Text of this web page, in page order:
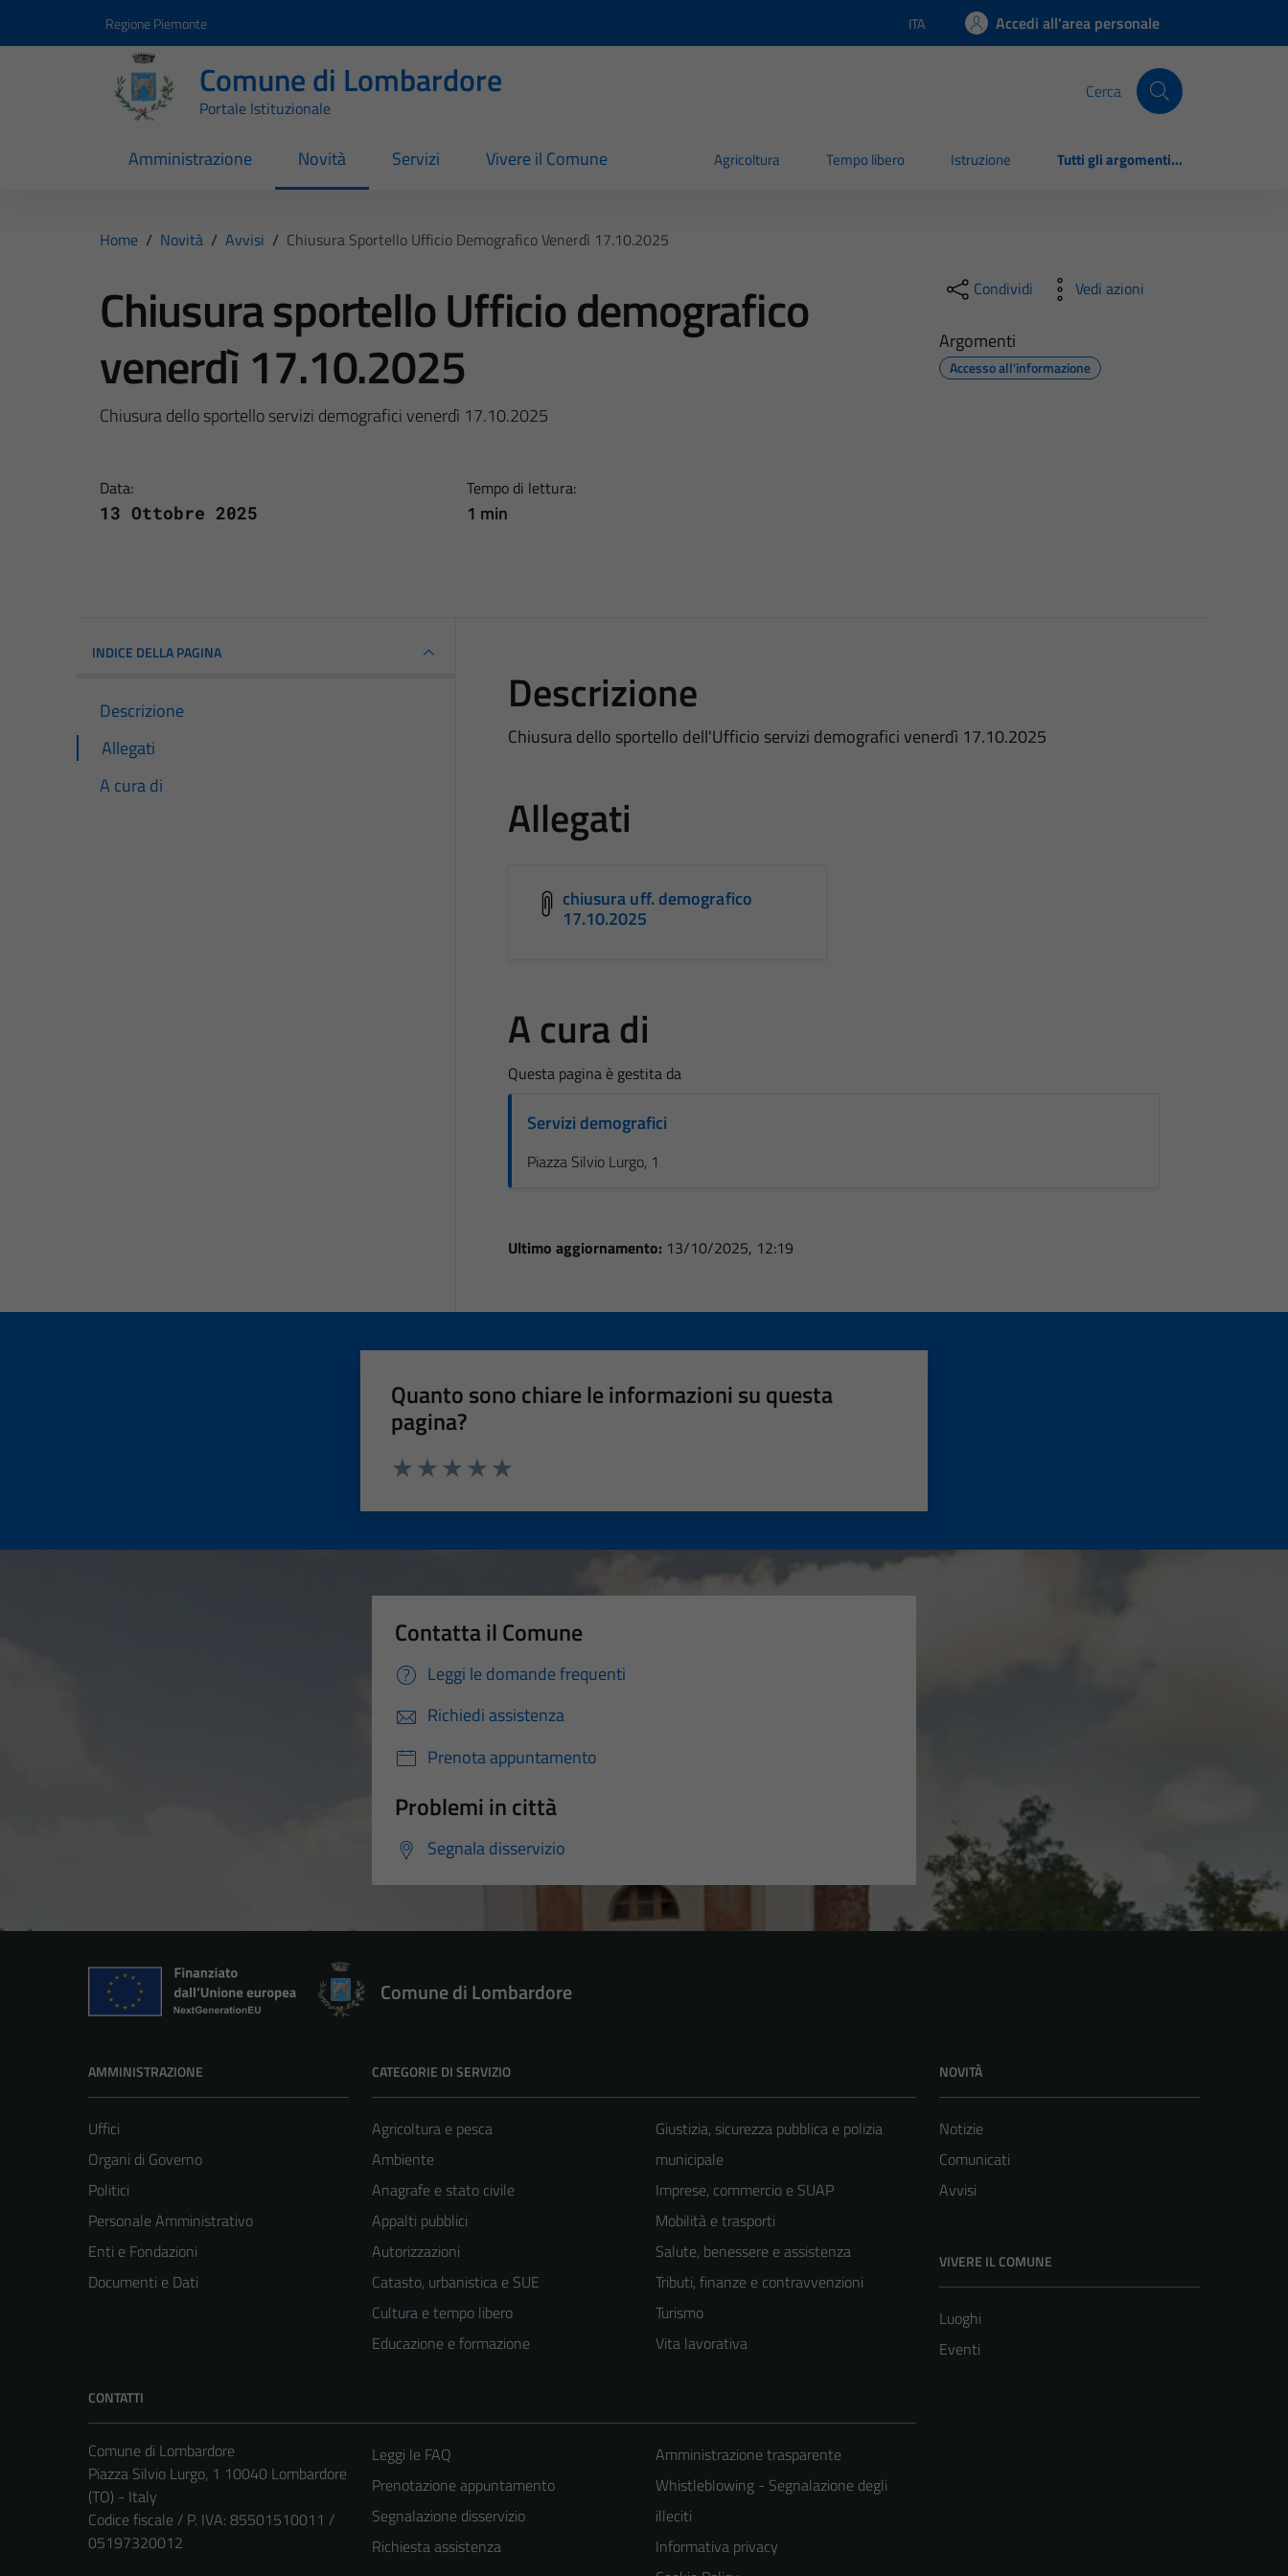
Regione Piemonte Lingua attiva:
ITA Accedi all'area personale
Comune di Lombardore
Portale Istituzionale
Cerca
Amministrazione Novità Servizi Vivere il Comune Agricoltura Tempo libero Istruzione Tutti gli argomenti...
Home / Novità / Avvisi / Chiusura Sportello Ufficio Demografico Venerdì 17.10.2025
Chiusura sportello Ufficio demografico
venerdì 17.10.2025
Chiusura dello sportello servizi demografici venerdì 17.10.2025
Data:
13 Ottobre 2025
Tempo di lettura:
1 min
Condividi Vedi azioni
Argomenti
Accesso all'informazione
INDICE DELLA PAGINA
Descrizione
Allegati
A cura di
Descrizione
Chiusura dello sportello dell'Ufficio servizi demografici venerdì 17.10.2025
Allegati
chiusura uff. demografico
17.10.2025
A cura di
Questa pagina è gestita da
Servizi demografici
Piazza Silvio Lurgo, 1
Ultimo aggiornamento: 13/10/2025, 12:19
Quanto sono chiare le informazioni su questa
pagina?
Contatta il Comune
Leggi le domande frequenti
Richiedi assistenza
Prenota appuntamento
Problemi in città
Segnala disservizio
Comune di Lombardore
AMMINISTRAZIONE
Uffici
Organi di Governo
Politici
Personale Amministrativo
Enti e Fondazioni
Documenti e Dati
CATEGORIE DI SERVIZIO
Agricoltura e pesca
Ambiente
Anagrafe e stato civile
Appalti pubblici
Autorizzazioni
Catasto, urbanistica e SUE
Cultura e tempo libero
Educazione e formazione
Giustizia, sicurezza pubblica e polizia
municipale
Imprese, commercio e SUAP
Mobilità e trasporti
Salute, benessere e assistenza
Tributi, finanze e contravvenzioni
Turismo
Vita lavorativa
NOVITÀ
Notizie
Comunicati
Avvisi
VIVERE IL COMUNE
Luoghi
Eventi
CONTATTI
Comune di Lombardore
Piazza Silvio Lurgo, 1 10040 Lombardore
(TO) - Italy
Codice fiscale / P. IVA: 85501510011 /
05197320012
Leggi le FAQ
Prenotazione appuntamento
Segnalazione disservizio
Richiesta assistenza
Amministrazione trasparente
Whistleblowing - Segnalazione degli
illeciti
Informativa privacy